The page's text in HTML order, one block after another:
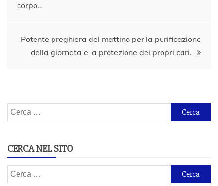
articoli
corpo…
Potente preghiera del mattino per la purificazione
della giornata e la protezione dei propri cari.
Ricerca
per:
CERCA NEL SITO
Ricerca